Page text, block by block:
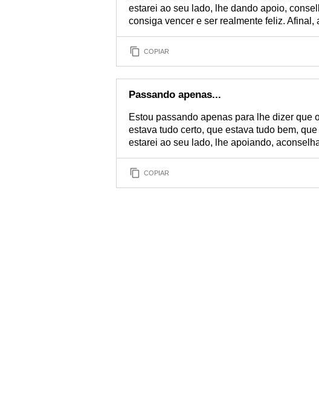
estarei ao seu lado, lhe dando apoio,
consiga vencer e ser realmente feliz. Afinal,
COPIAR
Passando apenas...
Estou passando apenas para lhe dizer que
estava tudo certo, que estava tudo bem,
estarei ao seu lado, lhe apoiando,
COPIAR